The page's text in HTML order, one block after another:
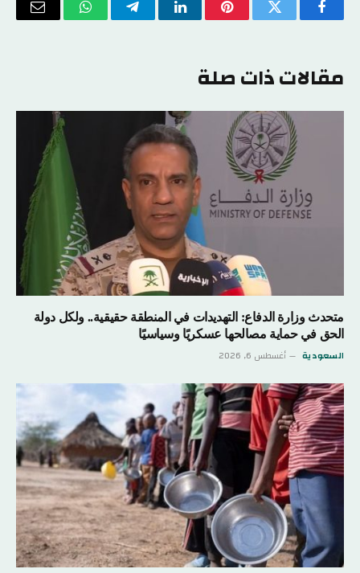
فيسبوكتويتر بينتيريستلينكدإن تيلقرام واتسابالبريد
مقالات ذات صلة
متحدث وزارة الدفاع: التهديدات في المنطقة حقيقية.. ولكل دولة
الحق في حماية مصالحها عسكريًا وسياسيًا
السعودية أغسطس 6, 2026